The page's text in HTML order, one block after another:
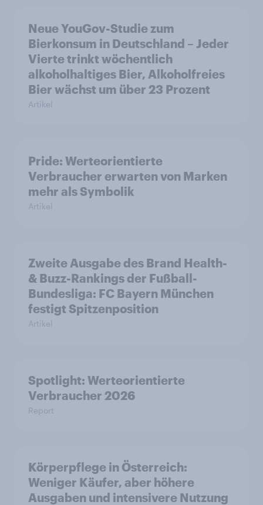
Neue YouGov-Studie zum
Bierkonsum in Deutschland – Jeder
Vierte trinkt wöchentlich
alkoholhaltiges Bier, Alkoholfreies
Bier wächst um über 23 Prozent
Artikel
Pride: Werteorientierte
Verbraucher erwarten von Marken
mehr als Symbolik
Artikel
Zweite Ausgabe des Brand Health-
& Buzz-Rankings der Fußball-
Bundesliga: FC Bayern München
festigt Spitzenposition
Artikel
Spotlight: Werteorientierte
Verbraucher 2026
Report
Körperpflege in Österreich:
Weniger Käufer, aber höhere
Ausgaben und intensivere Nutzung